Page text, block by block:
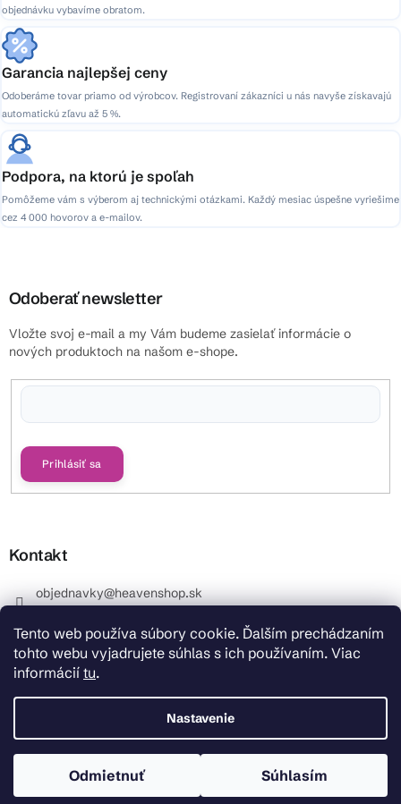
Tento web používa súbory cookie. Ďalším prechádzaním
tohto webu vyjadrujete súhlas s ich používaním. Viac
informácií tu.
Nastavenie
Odmietnuť Súhlasím
objednávku vybavíme obratom.
Garancia najlepšej ceny
Odoberáme tovar priamo od výrobcov. Registrovaní zákazníci u nás navyše získavajú
automatickú zľavu až 5 %.
Podpora, na ktorú je spoľah
Pomôžeme vám s výberom aj technickými otázkami. Každý mesiac úspešne vyriešime
cez 4 000 hovorov a e-mailov.
Odoberať newsletter
Vložte svoj e-mail a my Vám budeme zasielať informácie o
nových produktoch na našom e-shope.
Prihlásiť sa
Kontakt
objednavky@heavenshop.sk
_Info objednávky : +421 914 399 399 Pracovné dni od
8.00 hod. do 12.00 . REKLAMÁCIE : +421 914 399 399
HeavenShop.sk
HeavenShop.sk
Vytvoril Shoptet Premium
Copyright 2026Heavenshop . Všetky práva vyhradené.